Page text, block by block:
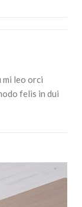
mi leo orci
felis in dui